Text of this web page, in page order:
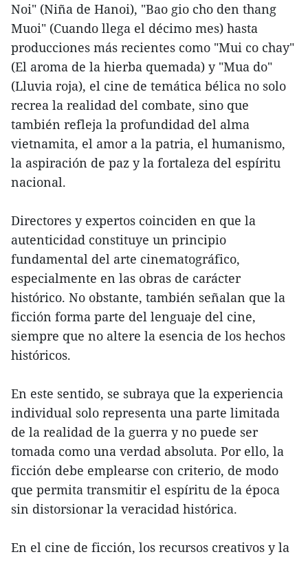
Noi" (Niña de Hanoi), "Bao gio cho den thang
Muoi" (Cuando llega el décimo mes) hasta
producciones más recientes como "Mui co chay"
(El aroma de la hierba quemada) y "Mua do"
(Lluvia roja), el cine de temática bélica no solo
recrea la realidad del combate, sino que
también refleja la profundidad del alma
vietnamita, el amor a la patria, el humanismo,
la aspiración de paz y la fortaleza del espíritu
nacional.
Directores y expertos coinciden en que la
autenticidad constituye un principio
fundamental del arte cinematográfico,
especialmente en las obras de carácter
histórico. No obstante, también señalan que la
ficción forma parte del lenguaje del cine,
siempre que no altere la esencia de los hechos
históricos.
En este sentido, se subraya que la experiencia
individual solo representa una parte limitada
de la realidad de la guerra y no puede ser
tomada como una verdad absoluta. Por ello, la
ficción debe emplearse con criterio, de modo
que permita transmitir el espíritu de la época
sin distorsionar la veracidad histórica.
En el cine de ficción, los recursos creativos y la